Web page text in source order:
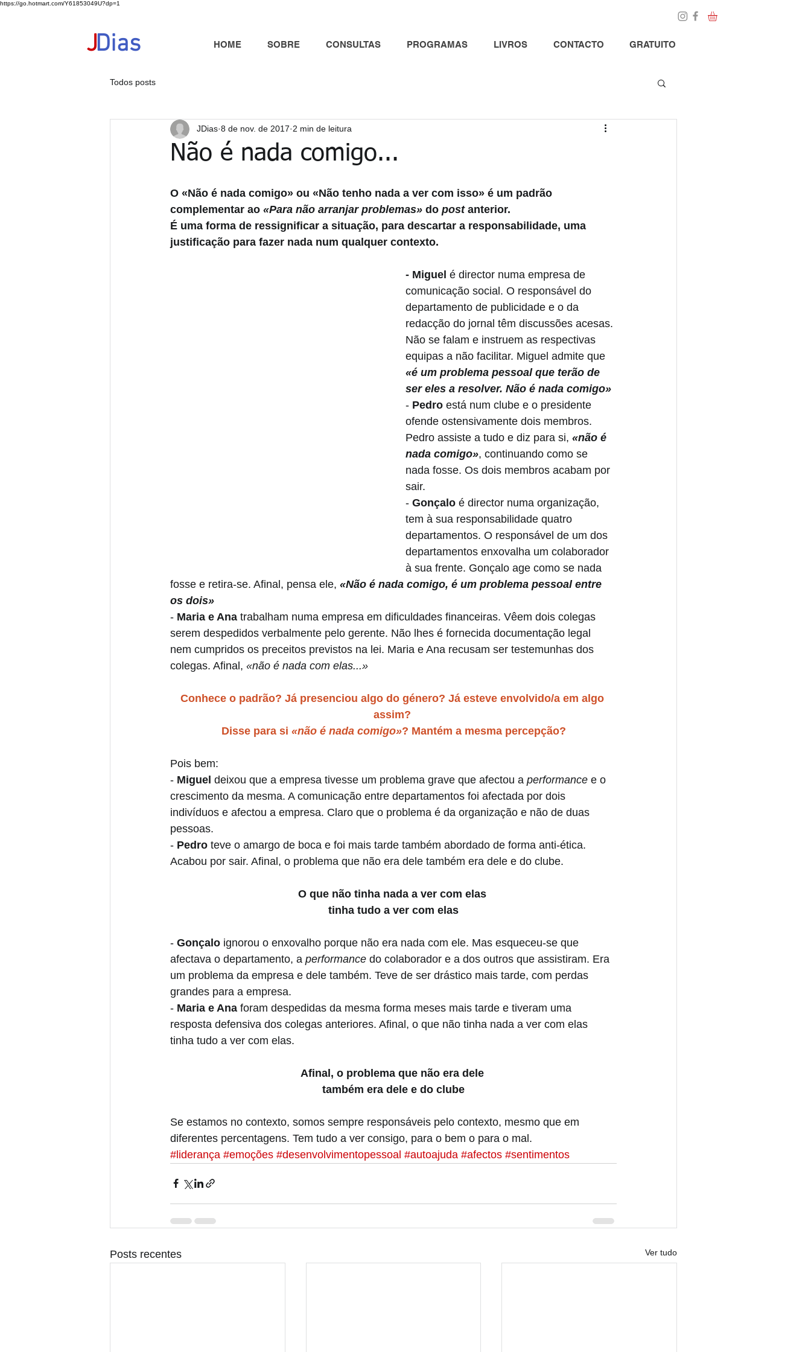
https://go.hotmart.com/Y61853049U?dp=1
JDias HOME SOBRE CONSULTAS PROGRAMAS LIVROS CONTACTO GRATUITO
Todos posts
Não é nada comigo...
JDias 8 de nov. de 2017 2 min de leitura
O «Não é nada comigo» ou «Não tenho nada a ver com isso» é um padrão
complementar ao «Para não arranjar problemas» do post anterior.
É uma forma de ressignificar a situação, para descartar a responsabilidade, uma
justificação para fazer nada num qualquer contexto.
- Miguel é director numa empresa de
comunicação social. O responsável do
departamento de publicidade e o da
redacção do jornal têm discussões acesas.
Não se falam e instruem as respectivas
equipas a não facilitar. Miguel admite que
«é um problema pessoal que terão de
ser eles a resolver. Não é nada comigo»
- Pedro está num clube e o presidente
ofende ostensivamente dois membros.
Pedro assiste a tudo e diz para si, «não é
nada comigo», continuando como se
nada fosse. Os dois membros acabam por
sair.
- Gonçalo é director numa organização,
tem à sua responsabilidade quatro
departamentos. O responsável de um dos
departamentos enxovalha um colaborador
à sua frente. Gonçalo age como se nada
fosse e retira-se. Afinal, pensa ele, «Não é nada comigo, é um problema pessoal entre
os dois»
- Maria e Ana trabalham numa empresa em dificuldades financeiras. Vêem dois colegas
serem despedidos verbalmente pelo gerente. Não lhes é fornecida documentação legal
nem cumpridos os preceitos previstos na lei. Maria e Ana recusam ser testemunhas dos
colegas. Afinal, «não é nada com elas...»
Conhece o padrão? Já presenciou algo do género? Já esteve envolvido/a em algo
assim?
Disse para si «não é nada comigo»? Mantém a mesma percepção?
Pois bem:
- Miguel deixou que a empresa tivesse um problema grave que afectou a performance e o
crescimento da mesma. A comunicação entre departamentos foi afectada por dois
indivíduos e afectou a empresa. Claro que o problema é da organização e não de duas
pessoas.
- Pedro teve o amargo de boca e foi mais tarde também abordado de forma anti-ética.
Acabou por sair. Afinal, o problema que não era dele também era dele e do clube.
O que não tinha nada a ver com elas
tinha tudo a ver com elas
- Gonçalo ignorou o enxovalho porque não era nada com ele. Mas esqueceu-se que
afectava o departamento, a performance do colaborador e a dos outros que assistiram. Era
um problema da empresa e dele também. Teve de ser drástico mais tarde, com perdas
grandes para a empresa.
- Maria e Ana foram despedidas da mesma forma meses mais tarde e tiveram uma
resposta defensiva dos colegas anteriores. Afinal, o que não tinha nada a ver com elas
tinha tudo a ver com elas.
Afinal, o problema que não era dele
também era dele e do clube
Se estamos no contexto, somos sempre responsáveis pelo contexto, mesmo que em
diferentes percentagens. Tem tudo a ver consigo, para o bem o para o mal.
#liderança #emoções #desenvolvimentopessoal #autoajuda #afectos #sentimentos
Posts recentes Ver tudo